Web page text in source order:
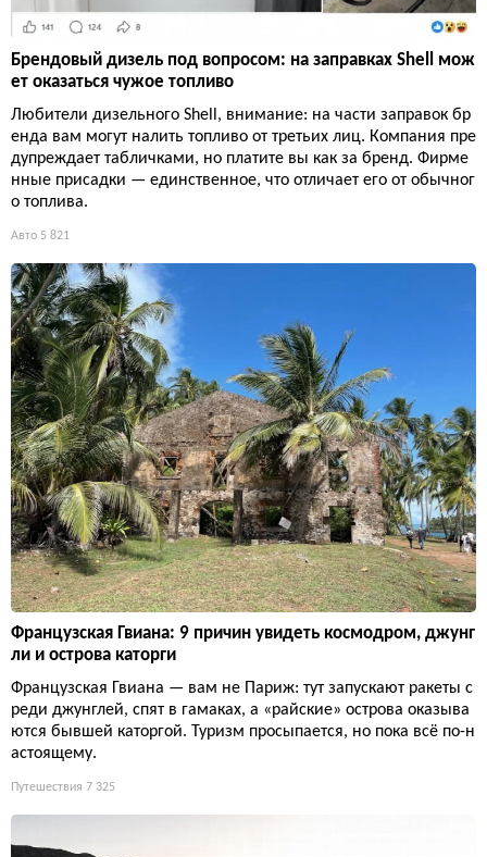
Брендовый дизель под вопросом: на заправках Shell мож
ет оказаться чужое топливо
Любители дизельного Shell, внимание: на части заправок бр
енда вам могут налить топливо от третьих лиц. Компания пре
дупреждает табличками, но платите вы как за бренд. Фирме
нные присадки — единственное, что отличает его от обычног
о топлива.
Авто 5 821
Французская Гвиана: 9 причин увидеть космодром, джунг
ли и острова каторги
Французская Гвиана — вам не Париж: тут запускают ракеты с
реди джунглей, спят в гамаках, а «райские» острова оказыва
ются бывшей каторгой. Туризм просыпается, но пока всё по-н
астоящему.
Путешествия 7 325